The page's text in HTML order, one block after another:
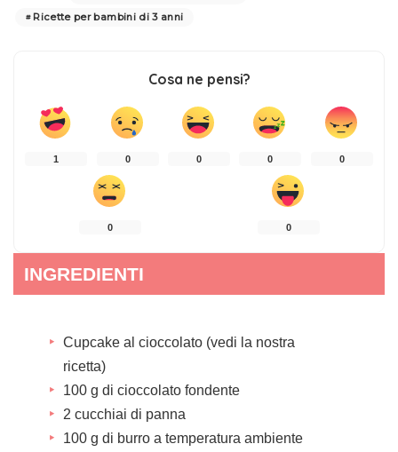
Ricette per bambini di 3 anni
Cosa ne pensi?
1 0 0 0 0
0 0
INGREDIENTI
Cupcake al cioccolato (vedi la nostra
ricetta)
100 g di cioccolato fondente
2 cucchiai di panna
100 g di burro a temperatura ambiente